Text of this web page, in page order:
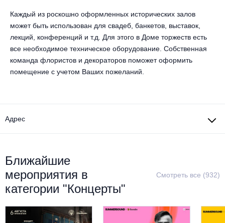
Каждый из роскошно оформленных исторических залов
может быть использован для свадеб, банкетов, выставок,
лекций, конференций и т.д. Для этого в Доме торжеств есть
все необходимое техническое оборудование. Собственная
команда флористов и декораторов поможет оформить
помещение с учетом Ваших пожеланий.
Адрес
Ближайшие
мероприятия в
категории "Концерты"
Смотреть все (932)